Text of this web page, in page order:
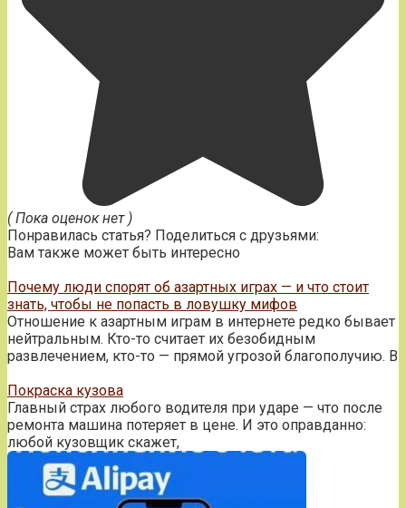
( Пока оценок нет )
Понравилась статья? Поделиться с друзьями:
Вам также может быть интересно
Почему люди спорят об азартных играх — и что стоит
знать, чтобы не попасть в ловушку мифов
Отношение к азартным играм в интернете редко бывает
нейтральным. Кто-то считает их безобидным
развлечением, кто-то — прямой угрозой благополучию. В
Покраска кузова
Главный страх любого водителя при ударе — что после
ремонта машина потеряет в цене. И это оправданно:
любой кузовщик скажет,